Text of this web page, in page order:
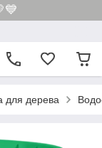
для дерева